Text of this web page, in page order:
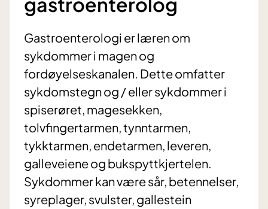
Gastroenterologi er læren om
sykdommer i magen og
fordøyelseskanalen. Dette omfatter
sykdomstegn og / eller sykdommer i
spiserøret, magesekken,
tolvfingertarmen, tynntarmen,
tykktarmen, endetarmen, leveren,
galleveiene og bukspyttkjertelen.
Sykdommer kan være sår, betennelser,
syreplager, svulster, gallestein